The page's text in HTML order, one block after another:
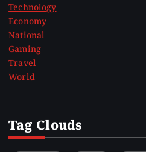
Technology
Economy
National
Gaming
Travel
World
Tag Clouds